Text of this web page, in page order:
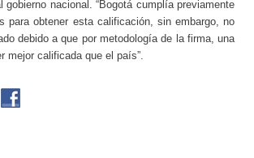
gobierno nacional. “Bogotá cumplía previamente
para obtener esta calificación, sin embargo, no
debido a que por metodología de la firma, una
mejor calificada que el país”.